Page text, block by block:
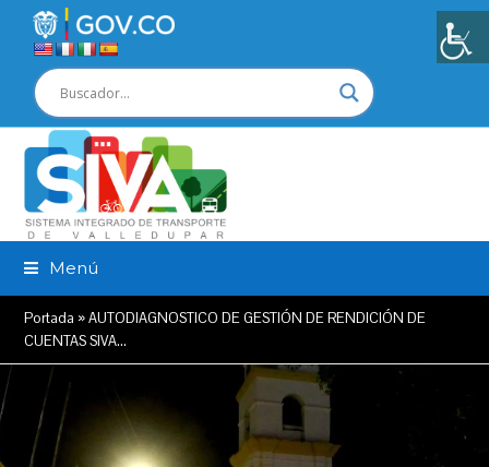
Menú
Portada »AUTODIAGNOSTICO DE GESTIÓN DE RENDICIÓN DE
CUENTAS SIVA…